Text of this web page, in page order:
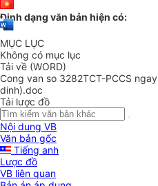
Định dạng văn bản hiện có:
MỤC LỤC
Không có mục lục
Tải về (WORD)
Cong van so 3282TCT-PCCS
dinh).doc
Tải lược đồ
Nội dung VB
Văn bản gốc
Tiếng anh
Lược đồ
VB liên quan